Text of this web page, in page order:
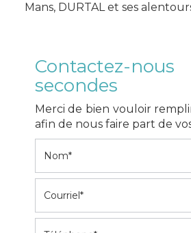
Mans, DURTAL et ses
Contactez-
secondes
Merci de bien vouloir
afin de nous faire part de